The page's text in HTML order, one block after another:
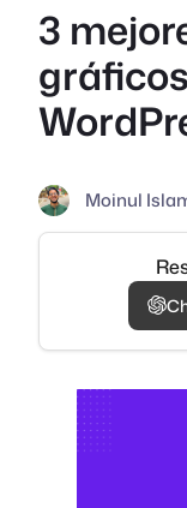
3
Moinul